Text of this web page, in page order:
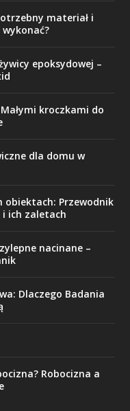
materiał i
epoksydowej –
kroczkami do
dla domu w
obiektach: Przewodnik
i ich zaletach
nacinane –
Dlaczego Badania
Robocizna a